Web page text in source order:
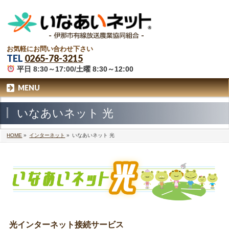
お気軽にお問い合わせ下さい
TEL 0265-78-3215
平日 8:30～17:00/土曜 8:30～12:00
MENU
いなあいネット 光
HOME » インターネット » いなあいネット 光
光インターネット接続サービス